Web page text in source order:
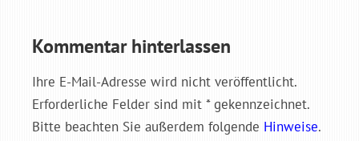
Kommentar hinterlassen
Ihre E-Mail-Adresse wird nicht veröffentlicht.
Erforderliche Felder sind mit * gekennzeichnet.
Bitte beachten Sie außerdem folgende Hinweise.